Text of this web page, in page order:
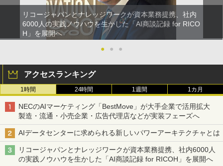
リコージャパンとナレッジワークが資本業務提携、社内
6000人の実践ノウハウを生かした「AI商談記録 for RICO
H」を展開へ
●
● ●
アクセスランキング
1時間 24時間 1週間 1カ月
NECのAIマーケティング「BestMove」が大手企業で活用拡大
製造・流通・小売企業・広告代理店などが実装フェーズへ
AIデータセンターに求められる新しいパワーアーキテクチャとは
リコージャパンとナレッジワークが資本業務提携、社内6000人
の実践ノウハウを生かした「AI商談記録 for RICOH」を展開へ